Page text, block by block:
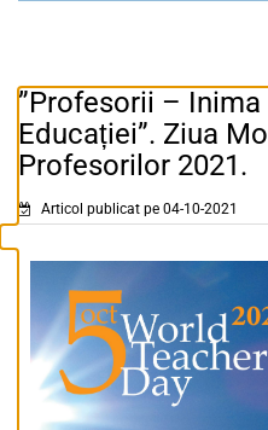
”Profesorii – Inima
Educației”. Ziua
Profesorilor 2021.
Articol publicat pe 04-10-2021